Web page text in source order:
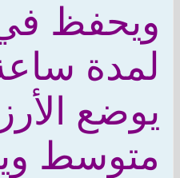
ويحفظ في
لمدة
يوضع
متوسط